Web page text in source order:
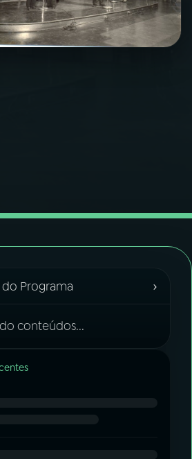
do Programa ›
conteúdos...